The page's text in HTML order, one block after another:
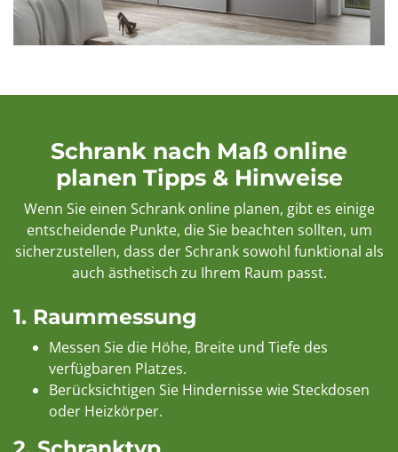
Schrank nach Maß online
planen Tipps & Hinweise
Wenn Sie einen Schrank online planen, gibt es einige
entscheidende Punkte, die Sie beachten sollten, um
sicherzustellen, dass der Schrank sowohl funktional als
auch ästhetisch zu Ihrem Raum passt.
1. Raummessung
Messen Sie die Höhe, Breite und Tiefe des
verfügbaren Platzes.
Berücksichtigen Sie Hindernisse wie Steckdosen
oder Heizkörper.